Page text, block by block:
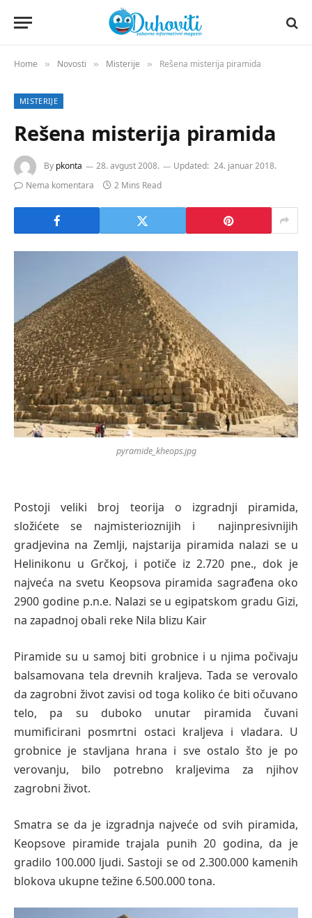
Home » Novosti » Misterije » Rešena misterija piramida
MISTERIJE
Rešena misterija piramida
By pkonta 28. avgust 2008. Updated: 24. januar 2018.
Nema komentara
2 Mins Read
pyramide_kheops.jpg
Postoji veliki broj teorija o izgradnji piramida,
složićete se najmisterioznijih i najinpresivnijih
gradjevina na Zemlji, najstarija piramida nalazi se u
Helinikonu u Grčkoj, i potiče iz 2.720 pne., dok je
najveća na svetu Keopsova piramida sagrađena oko
2900 godine p.n.e. Nalazi se u egipatskom gradu Gizi,
na zapadnoj obali reke Nila blizu Kair
Piramide su u samoj biti grobnice i u njima počivaju
balsamovana tela drevnih kraljeva. Tada se verovalo
da zagrobni život zavisi od toga koliko će biti očuvano
telo, pa su duboko unutar piramida čuvani
mumificirani posmrtni ostaci kraljeva i vladara. U
grobnice je stavljana hrana i sve ostalo što je po
verovanju, bilo potrebno kraljevima za njihov
zagrobni život.
Smatra se da je izgradnja najveće od svih piramida,
Keopsove piramide trajala punih 20 godina, da je
gradilo 100.000 ljudi. Sastoji se od 2.300.000 kamenih
blokova ukupne težine 6.500.000 tona.